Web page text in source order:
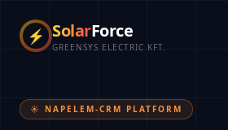
⚡ SolarForce
GREENSYS ELECTRIC KFT.
☀️ NAPELEM-CRM PLATFORM